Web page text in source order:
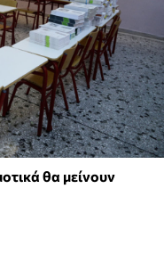
θα μείνουν